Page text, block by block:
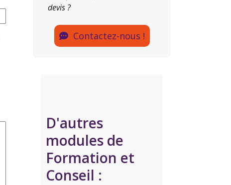
devis ?
Contactez-nous !
D'autres
modules de
Formation et
Conseil :